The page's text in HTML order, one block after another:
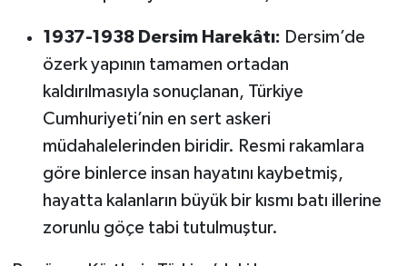
1937-1938 Dersim Harekâtı: Dersim’de
özerk yapının tamamen ortadan
kaldırılmasıyla sonuçlanan, Türkiye
Cumhuriyeti’nin en sert askeri
müdahalelerinden biridir. Resmi rakamlara
göre binlerce insan hayatını kaybetmiş,
hayatta kalanların büyük bir kısmı batı illerine
zorunlu göçe tabi tutulmuştur.